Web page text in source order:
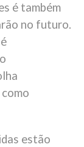
é também
no futuro.
estão